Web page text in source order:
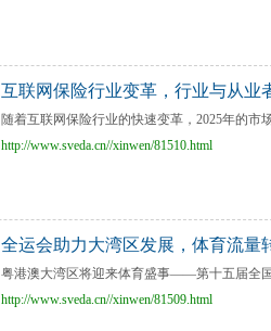
互联网保险行业变革，行业与从业
随着互联网保险行业的快速变革，2025年的
http://www.sveda.cn//xinwen/81510.html
全运会助力大湾区发展，体育流量
粤港澳大湾区将迎来体育盛事——第十五届全
http://www.sveda.cn//xinwen/81509.html